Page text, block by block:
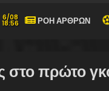
6/08
18:56 ΡΟΗ ΑΡΘΡΩΝ
στο πρώτο